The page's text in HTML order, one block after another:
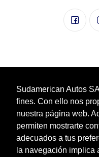
Sudamerican Autos
fines. Con ello nos
nuestra página web.
permiten mostrarte
adecuados a tus
la navegación implica